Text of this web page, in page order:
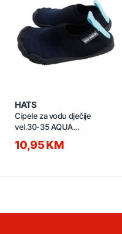
HATS
Cipele za vodu dječije
vel.30-35 AQUA
71.00728.99 tamno plave
10,95 KM